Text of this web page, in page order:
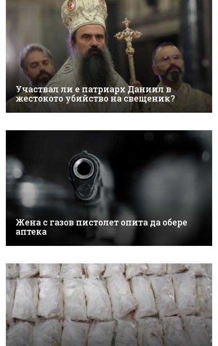
Участвал ли е патриарх Даниил в
жестокото убийство на свещеник?
Жена с газов пистолет опита да обере
аптека